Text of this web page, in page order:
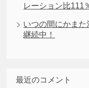
レーション比111
いつの間にかま
継続中！
最近のコメント